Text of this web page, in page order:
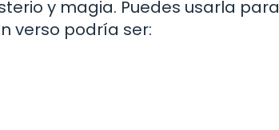
y magia. Puedes usarla para
verso podría ser: